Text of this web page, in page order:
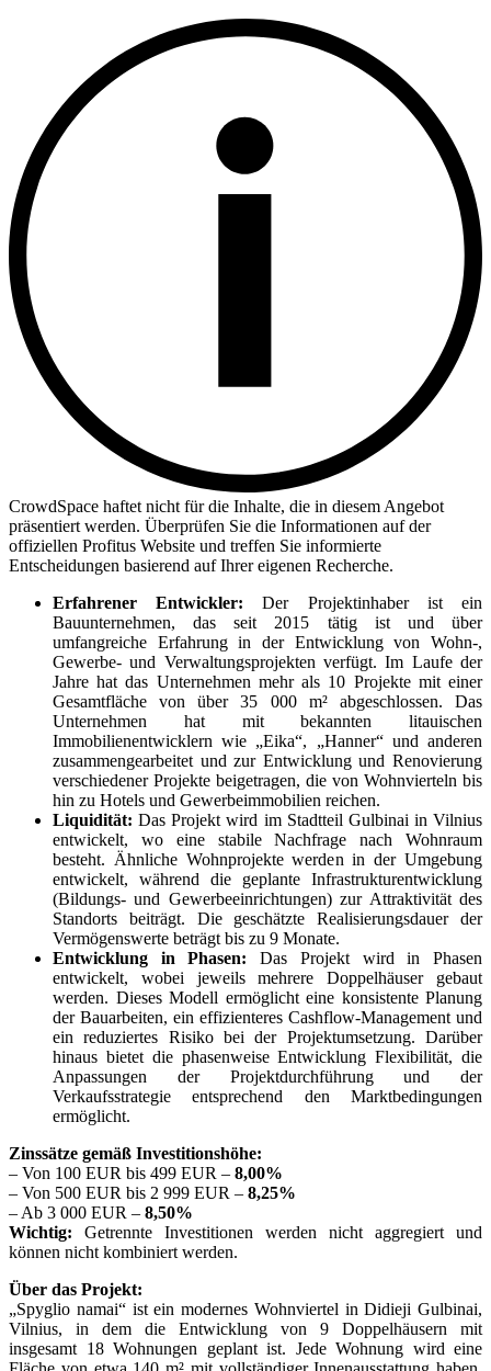
CrowdSpace haftet nicht für die Inhalte, die in diesem Angebot
präsentiert werden. Überprüfen Sie die Informationen auf der
offiziellen Profitus Website und treffen Sie informierte
Entscheidungen basierend auf Ihrer eigenen Recherche.
Erfahrener Entwickler:Der Projektinhaber ist ein
Bauunternehmen, das seit 2015 tätig ist und über
umfangreiche Erfahrung in der Entwicklung von Wohn-,
Gewerbe- und Verwaltungsprojekten verfügt. Im Laufe der
Jahre hat das Unternehmen mehr als 10 Projekte mit einer
Gesamtfläche von über 35 000 m² abgeschlossen. Das
Unternehmen hat mit bekannten litauischen
Immobilienentwicklern wie „Eika“, „Hanner“ und anderen
zusammengearbeitet und zur Entwicklung und Renovierung
verschiedener Projekte beigetragen, die von Wohnvierteln bis
hin zu Hotels und Gewerbeimmobilien reichen.
Liquidität: Das Projekt wird im Stadtteil Gulbinai in Vilnius
entwickelt, wo eine stabile Nachfrage nach Wohnraum
besteht. Ähnliche Wohnprojekte werden in der Umgebung
entwickelt, während die geplante Infrastrukturentwicklung
(Bildungs- und Gewerbeeinrichtungen) zur Attraktivität des
Standorts beiträgt. Die geschätzte Realisierungsdauer der
Vermögenswerte beträgt bis zu 9 Monate.
Entwicklung in Phasen:Das Projekt wird in Phasen
entwickelt, wobei jeweils mehrere Doppelhäuser gebaut
werden. Dieses Modell ermöglicht eine konsistente Planung
der Bauarbeiten, ein effizienteres Cashflow-Management und
ein reduziertes Risiko bei der Projektumsetzung. Darüber
hinaus bietet die phasenweise Entwicklung Flexibilität, die
Anpassungen der Projektdurchführung und der
Verkaufsstrategie entsprechend den Marktbedingungen
ermöglicht.
Zinssätze gemäß Investitionshöhe:
– Von 100 EUR bis 499 EUR – 8,00%
– Von 500 EUR bis 2 999 EUR – 8,25%
– Ab 3 000 EUR – 8,50%
Wichtig: Getrennte Investitionen werden nicht aggregiert und
können nicht kombiniert werden.
Über das Projekt:
„Spyglio namai“ ist ein modernes Wohnviertel in Didieji Gulbinai,
Vilnius, in dem die Entwicklung von 9 Doppelhäusern mit
insgesamt 18 Wohnungen geplant ist. Jede Wohnung wird eine